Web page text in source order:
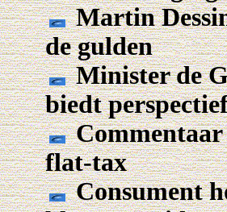
Martin
de gulden
Minister de
biedt
Commentaar
flat-tax
Consument